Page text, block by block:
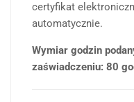
certyfikat
automatycznie.
Wymiar godzin
zaświadczeniu: 80